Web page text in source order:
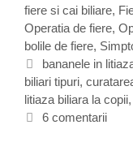
a
t
e
g
o
r
i
fiere si cai biliare,
Operatia de fiere,
bolile de fiere,
E
t
i
c
bananele in
biliari tipuri,
litiaza biliara la copii,
6 comentarii